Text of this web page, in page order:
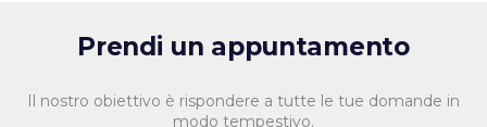
Prendi un appuntamento
Il nostro obiettivo è rispondere a tutte le tue domande in
modo tempestivo.